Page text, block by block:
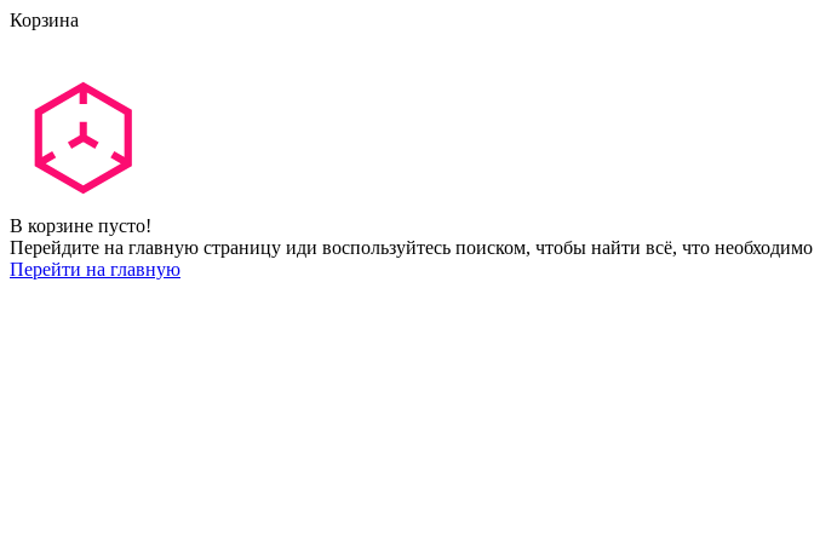
Корзина
В корзине пусто!
Перейдите на главную страницу иди воспользуйтесь поиском, чтобы найти всё, что необходимо
Перейти на главную